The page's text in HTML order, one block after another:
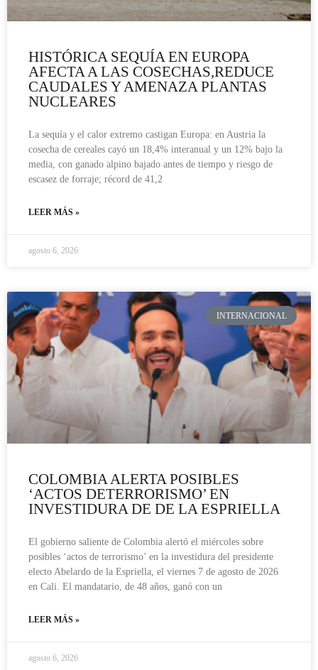
HISTÓRICA SEQUÍA EN EUROPA
AFECTA A LAS COSECHAS,REDUCE
CAUDALES Y AMENAZA PLANTAS
NUCLEARES
La sequía y el calor extremo castigan Europa: en Austria la
cosecha de cereales cayó un 18,4% interanual y un 12% bajo la
media, con ganado alpino bajado antes de tiempo y riesgo de
escasez de forraje; récord de 41,2
LEER MÁS »
agosto 6, 2026
INTERNACIONAL
COLOMBIA ALERTA POSIBLES
‘ACTOS DETERRORISMO’ EN
INVESTIDURA DE DE LA ESPRIELLA
El gobierno saliente de Colombia alertó el miércoles sobre
posibles ‘actos de terrorismo’ en la investidura del presidente
electo Abelardo de la Espriella, el viernes 7 de agosto de 2026
en Cali. El mandatario, de 48 años, ganó con un
LEER MÁS »
agosto 6, 2026